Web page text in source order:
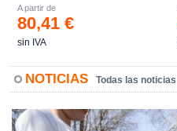
A partir de
80,41 €
sin IVA
NOTICIAS Todas las noticias